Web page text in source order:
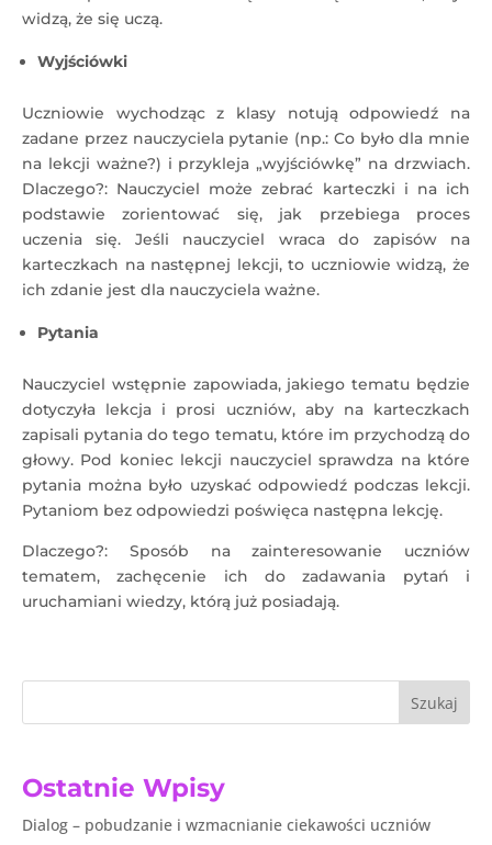
widzą, że się uczą.
Wyjściówki
Uczniowie wychodząc z klasy notują odpowiedź na
zadane przez nauczyciela pytanie (np.: Co było dla mnie
na lekcji ważne?) i przykleja „wyjściówkę” na drzwiach.
Dlaczego?: Nauczyciel może zebrać karteczki i na ich
podstawie zorientować się, jak przebiega proces
uczenia się. Jeśli nauczyciel wraca do zapisów na
karteczkach na następnej lekcji, to uczniowie widzą, że
ich zdanie jest dla nauczyciela ważne.
Pytania
Nauczyciel wstępnie zapowiada, jakiego tematu będzie
dotyczyła lekcja i prosi uczniów, aby na karteczkach
zapisali pytania do tego tematu, które im przychodzą do
głowy. Pod koniec lekcji nauczyciel sprawdza na które
pytania można było uzyskać odpowiedź podczas lekcji.
Pytaniom bez odpowiedzi poświęca następna lekcję.
Dlaczego?: Sposób na zainteresowanie uczniów
tematem, zachęcenie ich do zadawania pytań i
uruchamiani wiedzy, którą już posiadają.
Szukaj
Ostatnie Wpisy
Dialog – pobudzanie i wzmacnianie ciekawości uczniów